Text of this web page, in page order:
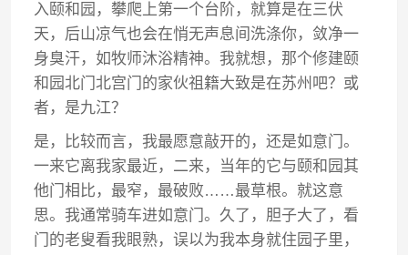
入颐和园，攀爬上第一个台阶，就算是在三伏
天，后山凉气也会在悄无声息间洗涤你，敛净一
身臭汗，如牧师沐浴精神。我就想，那个修建颐
和园北门北宫门的家伙祖籍大致是在苏州吧？或
者，是九江？
是，比较而言，我最愿意敲开的，还是如意门。
一来它离我家最近，二来，当年的它与颐和园其
他门相比，最窄，最破败……最草根。就这意
思。我通常骑车进如意门。久了，胆子大了，看
门的老叟看我眼熟，误以为我本身就住园子里，